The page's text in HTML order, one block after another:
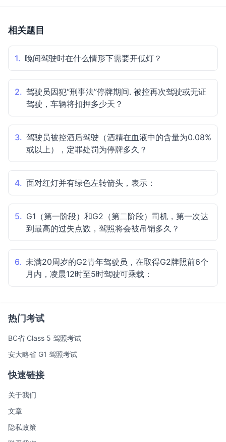
相关题目
1. 晚间驾驶时在什么情形下需要开低灯？
2. 驾驶员因犯“刑事法”停牌期间. 被控再次驾驶或无证
驾驶，车辆将扣押多少天？
3. 驾驶员被控酒后驾驶（酒精在血液中的含量为0.08%
或以上），定罪处罚为停牌多久？
4. 面对红灯并有绿色左转箭头，表示：
5. G1（第一阶段）和G2（第二阶段）司机，第一次达
到最高的过失点数，驾照将会被吊销多久？
6. 未满20周岁的G2青年驾驶员，在取得G2牌照前6个
月内，凌晨12时至5时驾驶可乘载：
热门考试
BC省 Class 5 驾照考试
安大略省 G1 驾照考试
快速链接
关于我们
文章
隐私政策